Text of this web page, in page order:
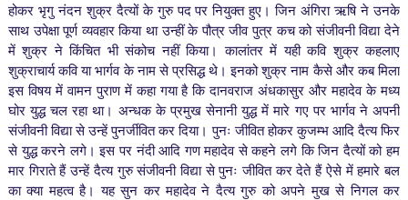
होकर भृगु नंदन शुक्र दैत्यों के गुरु पद पर नियुक्त हुए। जिन अंगिरा ऋषि ने उनके
साथ उपेक्षा पूर्ण व्यवहार किया था उन्हीं के पौत्र जीव पुत्र कच को संजीवनी विद्या देने
में शुक्र ने किंचित भी संकोच नहीं किया। कालांतर में यही कवि शुक्र कहलाए
शुक्राचार्य कवि या भार्गव के नाम से प्रसिद्ध थे।इनको शुक्र नाम कैसे और कब मिला
इस विषय में वामन पुराण में कहा गया है कि दानवराज अंधकासुर और महादेव के मध्य
घोर युद्ध चल रहा था। अन्धक के प्रमुख सेनानी युद्ध में मारे गए पर भार्गव ने अपनी
संजीवनी विद्या से उन्हें पुनर्जीवित कर दिया। पुनः जीवित होकर कुजम्भ आदि दैत्य फिर
से युद्ध करने लगे। इस पर नंदी आदि गण महादेव से कहने लगे कि जिन दैत्यों को हम
मार गिराते हैं उन्हें दैत्य गुरु संजीवनी विद्या से पुनः जीवित कर देते हैं ऐसे में हमारे बल
का क्या महत्व है। यह सुन कर महादेव ने दैत्य गुरु को अपने मुख से निगल कर